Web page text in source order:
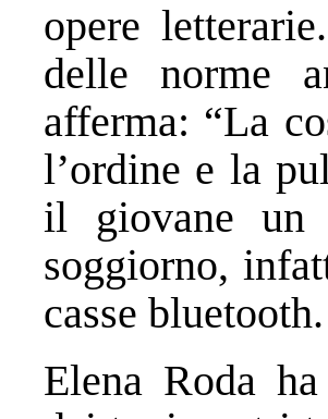
opere
delle norme
afferma: “La
l’ordine e la
il giovane un
soggiorno,
casse bluetooth.
Elena Roda